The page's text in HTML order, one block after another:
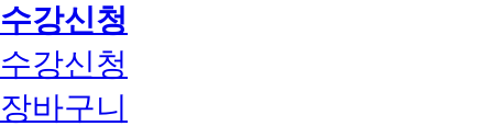
수강신청
수강신청
장바구니